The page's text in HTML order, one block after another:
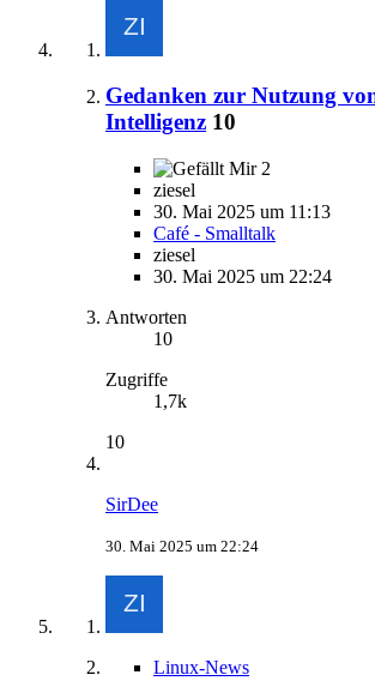
Gedanken zur Nutzung
Intelligenz 10
2
ziesel
30. Mai 2025 um 11:13
Café - Smalltalk
ziesel
30. Mai 2025 um 22:24
Antworten
10
Zugriffe
1,7k
10
SirDee
30. Mai 2025 um 22:24
Linux-News